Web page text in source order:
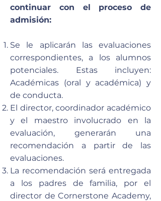
continuar con el proceso de
admisión:
Se le aplicarán las evaluaciones
correspondientes, a los alumnos
potenciales. Estas incluyen:
Académicas (oral y académica) y
de conducta.
El director, coordinador académico
y el maestro involucrado en la
evaluación, generarán una
recomendación a partir de las
evaluaciones.
La recomendación será entregada
a los padres de familia, por el
director de Cornerstone Academy,